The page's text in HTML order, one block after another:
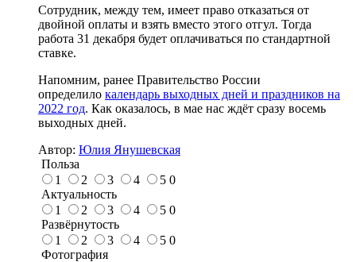
Сотрудник, между тем, имеет право отказаться от
двойной оплаты и взять вместо этого отгул. Тогда
работа 31 декабря будет оплачиваться по стандартной
ставке.
Напомним, ранее Правительство России
определило календарь выходных дней и праздников на
2022 год. Как оказалось, в мае нас ждёт сразу восемь
выходных дней.
Автор: Юлия Янушевская
Польза
1
2 3 4 5 0
Актуальность
1
2 3 4 5 0
Развёрнутость
1
2 3 4 5 0
Фотография